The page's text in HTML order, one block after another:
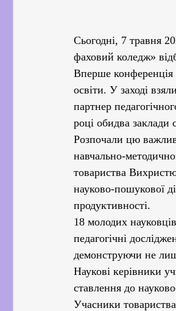
Соціальні та громадські
Академічна доброчесність
Сьогодні, 7 травня
фаховий коледж»
Вперше конференція
освіти. У заході
партнер
році обидва
Розпочали цю
навчально-
товариства
науково-пошукової
продуктивності.
18 молодих
педагогічні
демонструючи не
Наукові керівники
ставлення до
Учасники